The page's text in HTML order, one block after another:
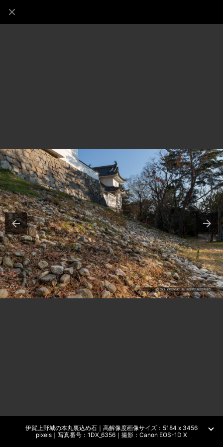
伊賀上野城の本丸裏込め石｜高解像度画像サイズ：5184 x 3456
pixels｜写真番号：1DX_6356｜撮影：Canon EOS-1D X